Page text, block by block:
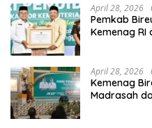
April 28, 2026
Pemkab
Kemenag RI
April 28, 2026
Kemenag
Madrasah